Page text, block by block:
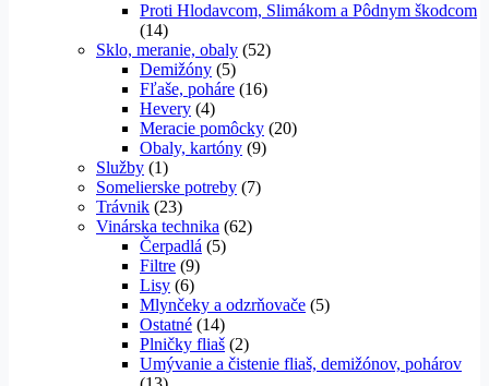
Proti Hlodavcom, Slimákom a Pôdnym škodcom
(14)
Sklo, meranie, obaly (52)
Demižóny (5)
Fľaše, poháre (16)
Hevery (4)
Meracie pomôcky (20)
Obaly, kartóny (9)
Služby (1)
Somelierske potreby (7)
Trávnik (23)
Vinárska technika (62)
Čerpadlá (5)
Filtre (9)
Lisy (6)
Mlynčeky a odzrňovače (5)
Ostatné (14)
Plničky fliaš (2)
Umývanie a čistenie fliaš, demižónov, pohárov